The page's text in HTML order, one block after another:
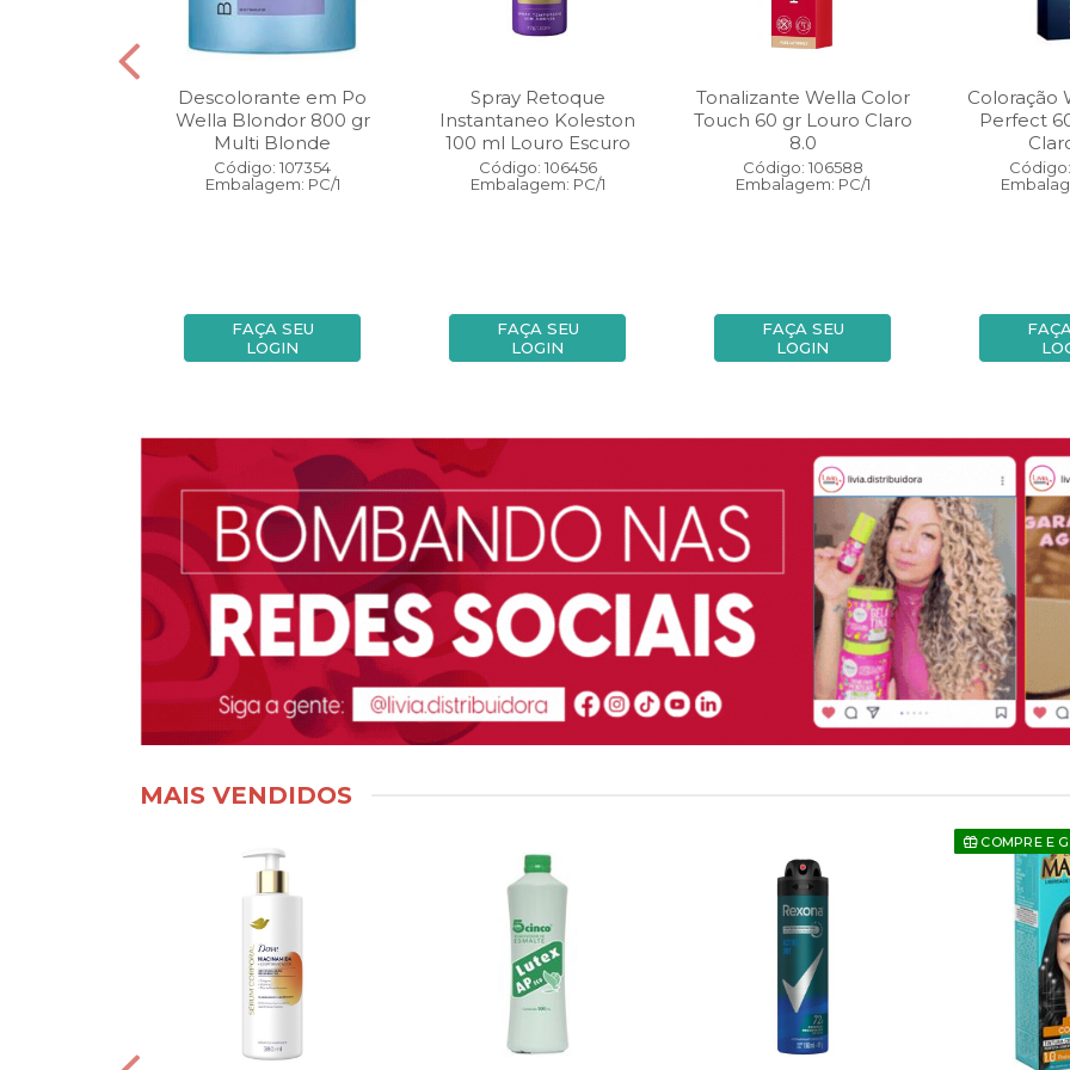
Descolorante em Po
Wella Blondor 800 gr
Multi Blonde
Código: 107354
Embalagem: PC/1
FAÇA SEU
LOGIN
Spray Retoque
Instantaneo Koleston
100 ml Louro Escuro
Código: 106456
Embalagem: PC/1
FAÇA SEU
LOGIN
Tonalizante Wella Color
Touch 60 gr Louro Claro
8.0
Código: 106588
Embalagem: PC/1
FAÇA SEU
LOGIN
Coloração
Perfect
MAIS VENDIDOS
COMPRE E